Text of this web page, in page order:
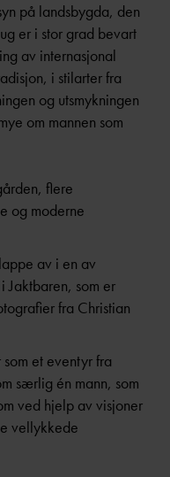
på landsbygda, den
er i stor grad bevart
av internasjonal
i stilarter fra
og utsmykningen
om mannen som
flere
og moderne
av i en av
Jaktbaren, som er
fra Christian
et eventyr fra
særlig én mann, som
ved hjelp av visjoner
vellykkede